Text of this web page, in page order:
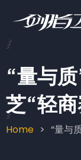
main
content
“量与
芝“轻
Home “量与